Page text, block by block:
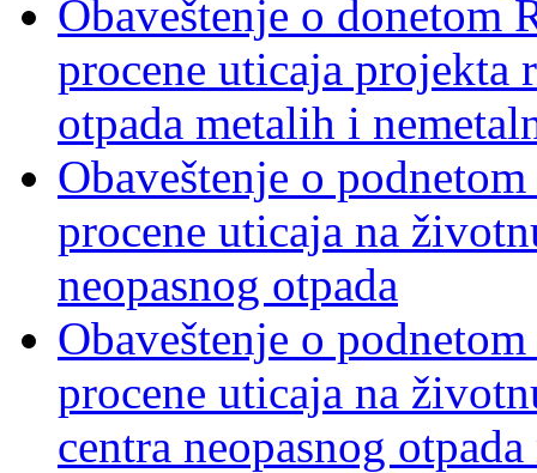
Obaveštenje o donetom
procene uticaja projekta
otpada metalih i
Obaveštenje o
procene uticaja na
neopasnog otpada
Obaveštenje o
procene uticaja na
centra neopasnog